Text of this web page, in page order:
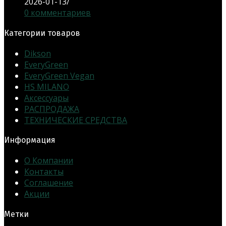
0 комментариев
Категории товаров
Dikson
EveryGreen
EveryGreen Vegan
HS MILANO
Аксессуары
РАСПРОДАЖА
ТЕХНИЧЕСКИЕ СРЕДСТВА
Информация
О Компании
Контакты
Соглашение
Акции
Метки